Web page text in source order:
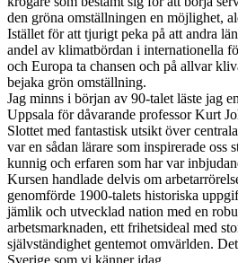
den gröna omställningen en möjlighet,
Istället för att tjurigt peka på att andra
andel av klimatbördan i internationella
och Europa ta chansen och på allvar
bejaka grön omställning.
Jag minns i början av 90-talet läste jag
Uppsala för dåvarande professor Kurt
Slottet med fantastisk utsikt över
var en sådan lärare som inspirerade oss
kunnig och erfaren som har var
Kursen handlade delvis om
genomförde 1900-talets historiska
jämlik och utvecklad nation med en
arbetsmarknaden, ett frihetsideal med
självständighet gentemot omvärlden.
Sverige som vi känner idag.